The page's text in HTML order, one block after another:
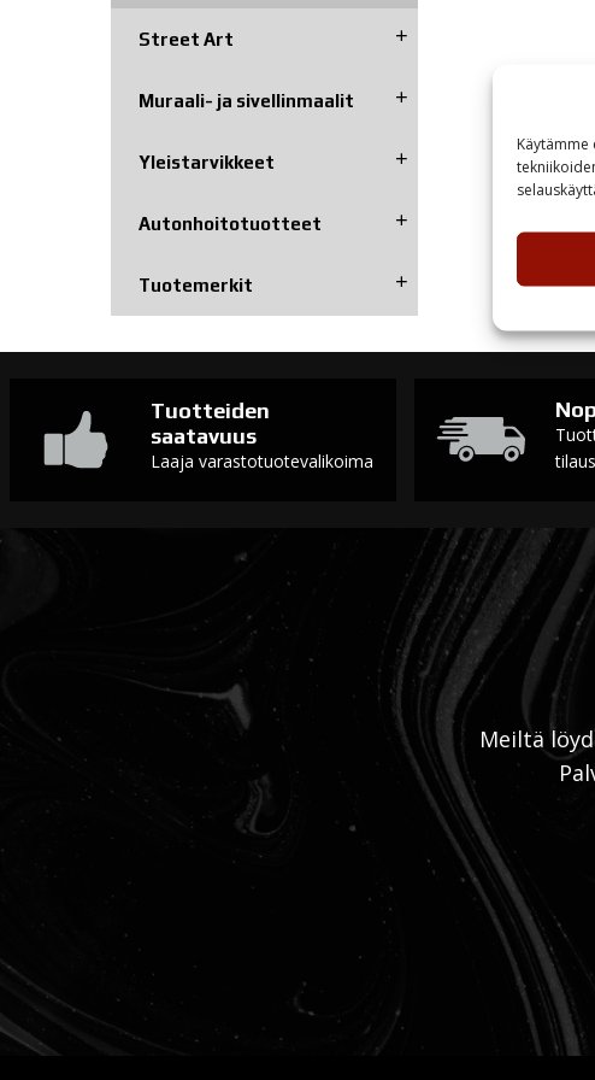
Street Art
Muraali- ja sivellinmaalit
Yleistarvikkeet
Autonhoito­tuotteet
Tuotemerkit
Tuotteiden
saatavuus
Laaja varastotuotevalikoima
Meiltä